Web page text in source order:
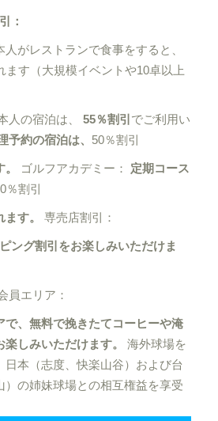
：
人がレストランで食事をすると、
ます（大規模イベントや10卓以上
人の宿泊は、 55％割引 でご利用い
予約の宿泊は、 50％割引
ゴルフアカデミー： 定期コース
％割引
す。 専売店割引：
ング割引をお楽しみいただけま
員エリア：
で、無料で挽きたてコーヒーや淹
しみいただけます。
海外球場を
日本（志度、快楽山谷）および台
）の姉妹球場との相互権益を享受